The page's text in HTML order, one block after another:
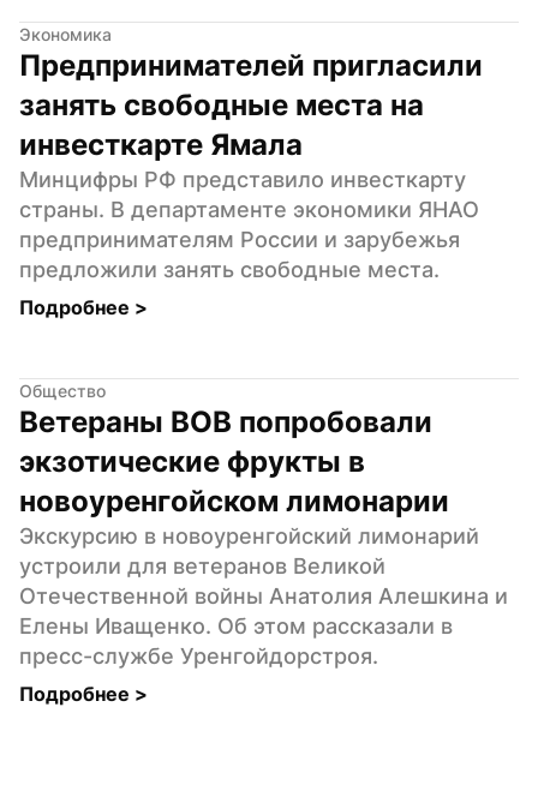
Экономика
Предпринимателей пригласили
занять свободные места на
инвесткарте Ямала
Минцифры РФ представило инвесткарту
страны. В департаменте экономики ЯНАО
предпринимателям России и зарубежья
предложили занять свободные места.
Подробнее >
Общество
Ветераны ВОВ попробовали
экзотические фрукты в
новоуренгойском лимонарии
Экскурсию в новоуренгойский лимонарий
устроили для ветеранов Великой
Отечественной войны Анатолия Алешкина и
Елены Иващенко. Об этом рассказали в
пресс-службе Уренгойдорстроя.
Подробнее >